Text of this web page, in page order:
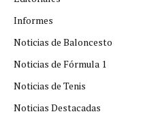
Informes
Noticias de Baloncesto
Noticias de Fórmula 1
Noticias de Tenis
Noticias Destacadas